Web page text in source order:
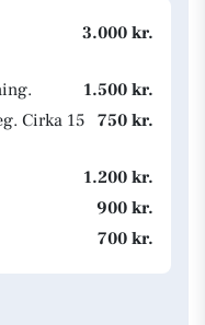
3.000 kr.
1.500 kr.
Cirka 15
750 kr.
1.200 kr.
900 kr.
700 kr.